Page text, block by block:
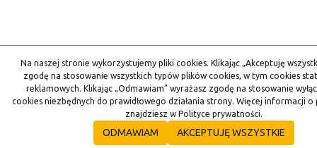
Na naszej stronie wykorzystujemy pliki cookies. Klikając „Akceptuję
zgodę na stosowanie wszystkich typów plików cookies, w tym cookies
reklamowych. Klikając „Odmawiam” wyrażasz zgodę na stosowanie
cookies niezbędnych do prawidłowego działania strony. Więcej informacji o
znajdziesz w Polityce prywatności.
ODMAWIAM AKCEPTUJĘ WSZYSTKIE